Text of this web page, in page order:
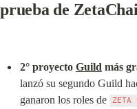
prueba de
2° proyecto Guild más
lanzó su segundo Guild
ganaron los roles de